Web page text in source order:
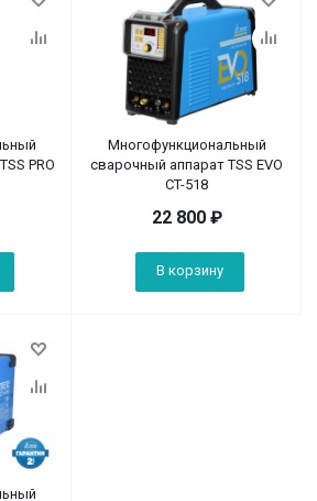
PRO
Многофункциональный
сварочный аппарат TSS EVO
CT-518
22 800₽
В корзину